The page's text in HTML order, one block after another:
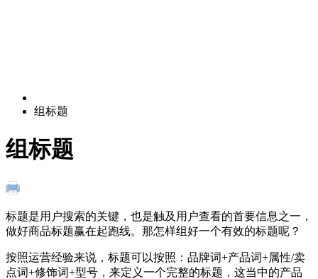
组标题
组标题
标题是用户搜索的关键，也是触及用户查看的首要信息之一，
做好商品标题赢在起跑线。那怎样组好一个有效的标题呢？
按照运营经验来说，标题可以按照：品牌词+产品词+属性/卖
点词+修饰词+型号，来定义一个完整的标题，这当中的产品